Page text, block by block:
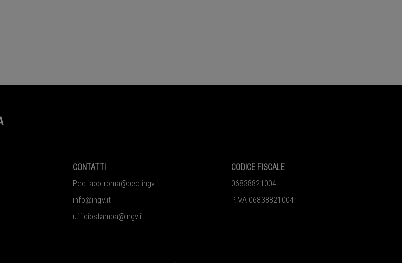
CONTATTI
Pec: aoo.roma@pec.ingv.it
info@ingv.it
ufficiostampa@ingv.it
CODICE FISCALE
06838821004
P.IVA 06838821004